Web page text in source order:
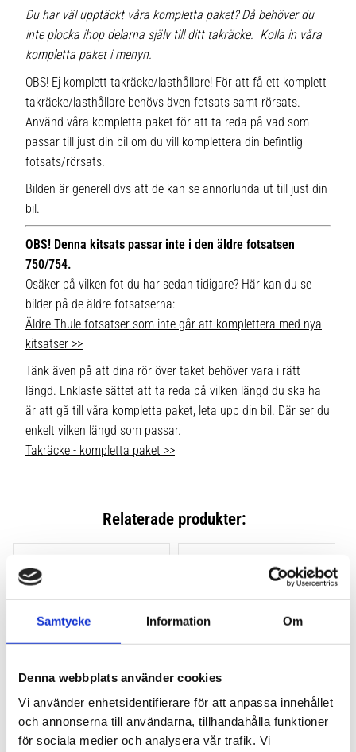
Samtycke Information Om
Denna webbplats använder cookies
Vi använder enhetsidentifierare för att anpassa innehållet
och annonserna till användarna, tillhandahålla funktioner
för sociala medier och analysera vår trafik. Vi
Du har väl upptäckt våra kompletta paket? Då behöver du
inte plocka ihop delarna själv till ditt takräcke. Kolla in våra
kompletta paket i menyn.
OBS! Ej komplett takräcke/lasthållare! För att få ett komplett
takräcke/lasthållare behövs även fotsats samt rörsats.
Använd våra kompletta paket för att ta reda på vad som
passar till just din bil om du vill komplettera din befintlig
fotsats/rörsats.
Bilden är generell dvs att de kan se annorlunda ut till just din
bil.
OBS! Denna kitsats passar inte i den äldre fotsatsen
750/754.
Osäker på vilken fot du har sedan tidigare? Här kan du se
bilder på de äldre fotsatserna:
Äldre Thule fotsatser som inte går att komplettera med nya
kitsatser >>
Tänk även på att dina rör över taket behöver vara i rätt
längd. Enklaste sättet att ta reda på vilken längd du ska ha
är att gå till våra kompletta paket, leta upp din bil. Där ser du
enkelt vilken längd som passar.
Takräcke - kompletta paket >>
Relaterade produkter:
THULE CLAMP EVO 4-
PACK 710500
THULE CLAMP EDGE 4-
PACK 720500
Lägg